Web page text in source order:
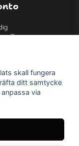
skall fungera
ditt samtycke
via